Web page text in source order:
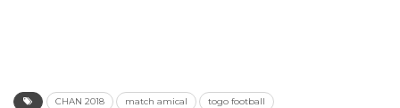
CHAN 2018 match amical
togo football